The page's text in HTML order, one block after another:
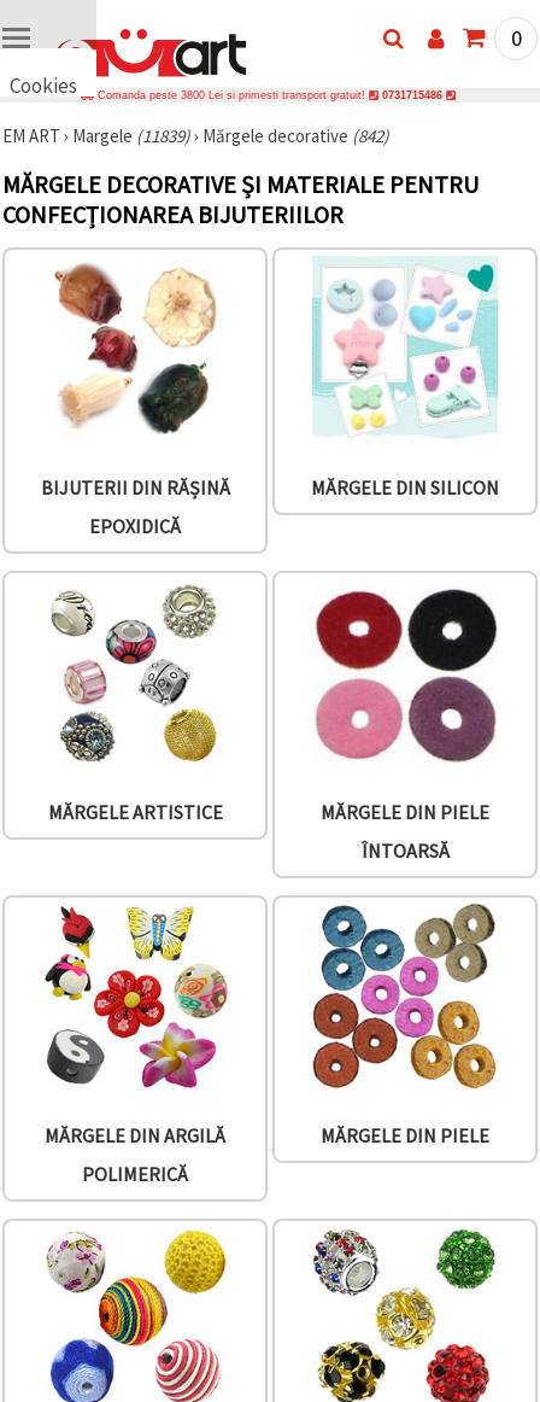
Cookies
vrem să vă
câteva
cookie -uri.
Cu toate
sunt diferite
de cele pe
cunoașteți,
cea mai
experiență
vă de
Puteți fi de
acord să
utilizați
urile făcând
clic pe "pe
site!" Sau să
vă indicați
preferințele
un tip de
cookie -uri
dat și
"Salvați"
Аcceptati
toate!
Setări
0
Comanda peste 3800 Lei si primesti transport gratuit! 0731715486
EM ART › Margele (11839)› Mărgele decorative (842)
MĂRGELE DECORATIVE ȘI MATERIALE PENTRU
CONFECȚIONAREA BIJUTERIILOR
BIJUTERII DIN RĂȘINĂ
EPOXIDICĂ
MĂRGELE DIN SILICON
MĂRGELE ARTISTICE
MĂRGELE DIN PIELE
ÎNTOARSĂ
MĂRGELE DIN ARGILĂ
POLIMERICĂ
MĂRGELE DIN PIELE